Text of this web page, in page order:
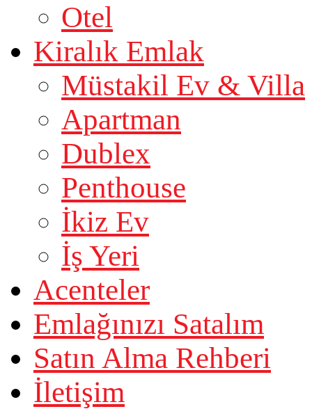
Otel
Kiralık Emlak
Müstakil Ev & Villa
Apartman
Dublex
Penthouse
İkiz Ev
İş Yeri
Acenteler
Emlağınızı Satalım
Satın Alma Rehberi
İletişim